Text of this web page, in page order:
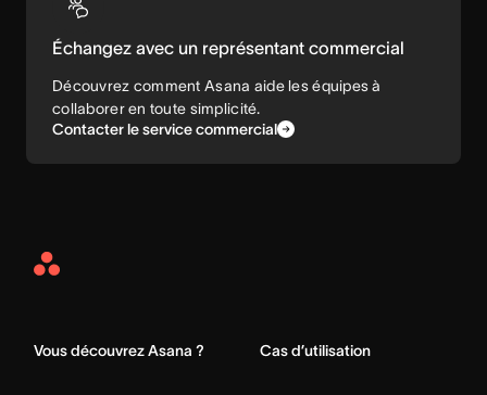
Échangez avec un représentant commercial
Découvrez comment Asana aide les équipes à
collaborer en toute simplicité.
Contacter le service commercial
Asana
Vous découvrez Asana ? Cas d’utilisation